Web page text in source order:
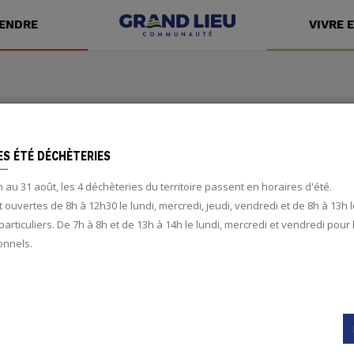
VIVRE
ÉTÉ DÉCHÈTERIES
au 31 août, les 4 déchèteries du territoire passent en horaires d'été.
ouvertes de 8h à 12h30 le lundi, mercredi, jeudi, vendredi et de 8h à 13h
De 7h à 8h et de 13h à 14h le lundi, mercredi et vendredi pour